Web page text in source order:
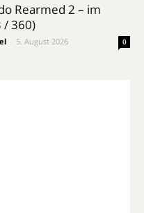
Rearmed 2 – im
/ 360)
5. August 2026 0